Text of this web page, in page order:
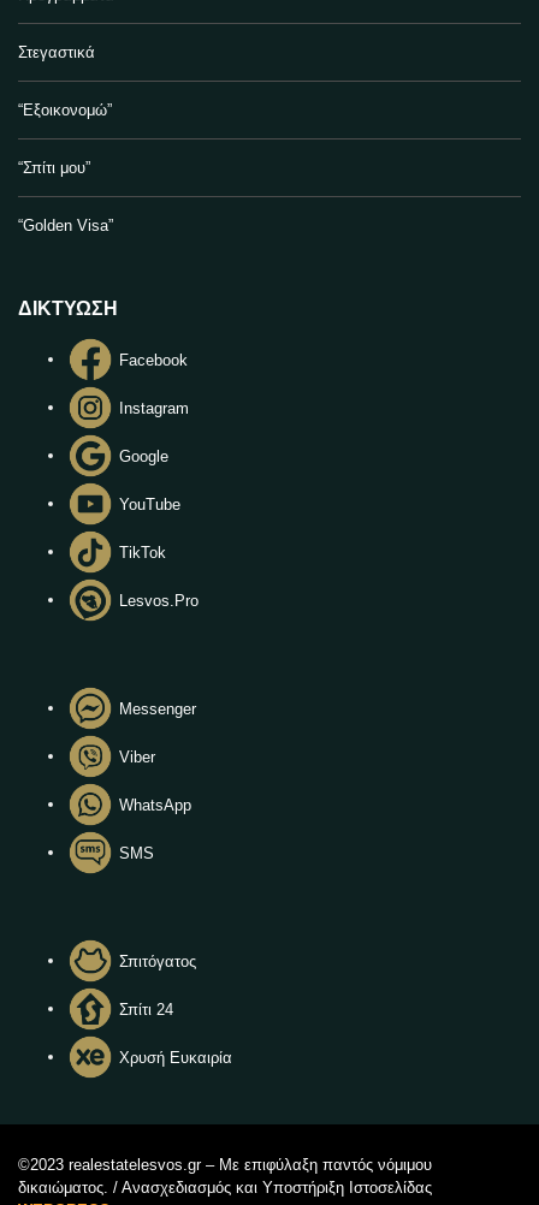
Στεγαστικά
“Εξοικονομώ”
“Σπίτι μου”
“Golden Visa”
ΔΙΚΤΥΩΣΗ
Facebook
Instagram
Google
YouTube
TikTok
Lesvos.Pro
Messenger
Viber
WhatsApp
SMS
Σπιτόγατος
Σπίτι 24
Χρυσή Ευκαιρία
©2023 realestatelesvos.gr – Με επιφύλαξη παντός νόμιμου
δικαιώματος. / Ανασχεδιασμός και Υποστήριξη Ιστοσελίδας